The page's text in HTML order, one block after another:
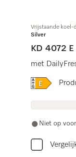
Vrijstaande koel-
Silver
KD 4072
met
Online
Niet op